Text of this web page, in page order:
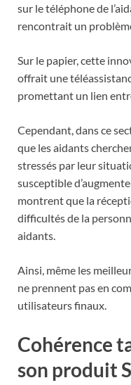
sur le téléphone de
rencontrait un
Sur le papier, cette
offrait une
promettant un lien
Cependant, dans ce
que les aidants
stressés par leur
susceptible
montrent que la
difficultés de la
aidants.
Ainsi, même les
ne prennent pas en
utilisateurs finaux.
Cohérence
son produit